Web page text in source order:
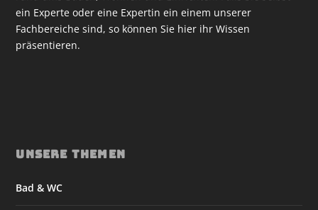
ein Experte oder eine Expertin ein einem unserer
Fachbereiche sind, so können Sie hier ihr Wissen
präsentieren.
UNSERE THEMEN
Bad & WC